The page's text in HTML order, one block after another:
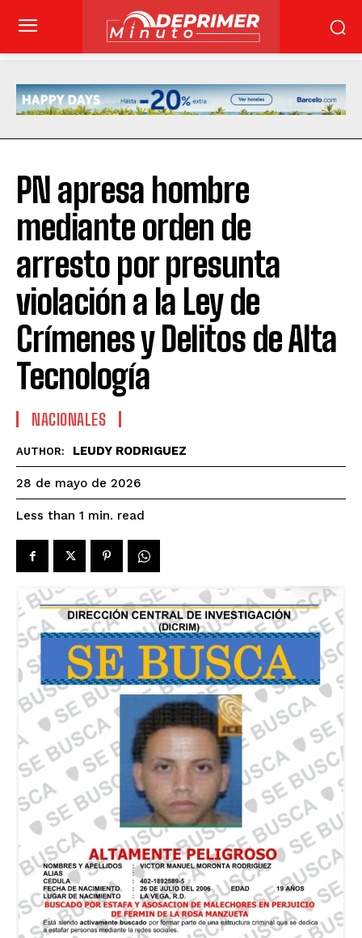
PN apresa hombre
mediante orden de
arresto por presunta
violación a la Ley de
Crímenes y Delitos de Alta
Tecnología
NACIONALES
AUTHOR: LEUDY RODRIGUEZ
28 de mayo de 2026
Less than 1 min. read